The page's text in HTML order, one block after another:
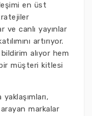
en üst
ve canlı yayınlar
artırıyor.
alıyor hem
müşteri kitlesi
markalar